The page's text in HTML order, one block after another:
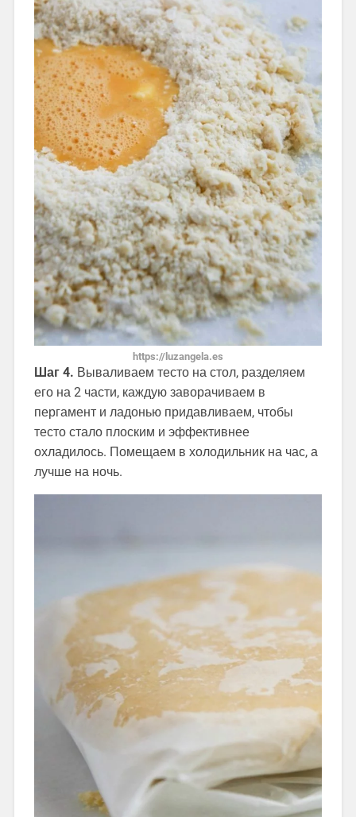
https://luzangela.es
Шаг 4. Вываливаем тесто на стол, разделяем
его на 2 части, каждую заворачиваем в
пергамент и ладонью придавливаем, чтобы
тесто стало плоским и эффективнее
охладилось. Помещаем в холодильник на час, а
лучше на ночь.